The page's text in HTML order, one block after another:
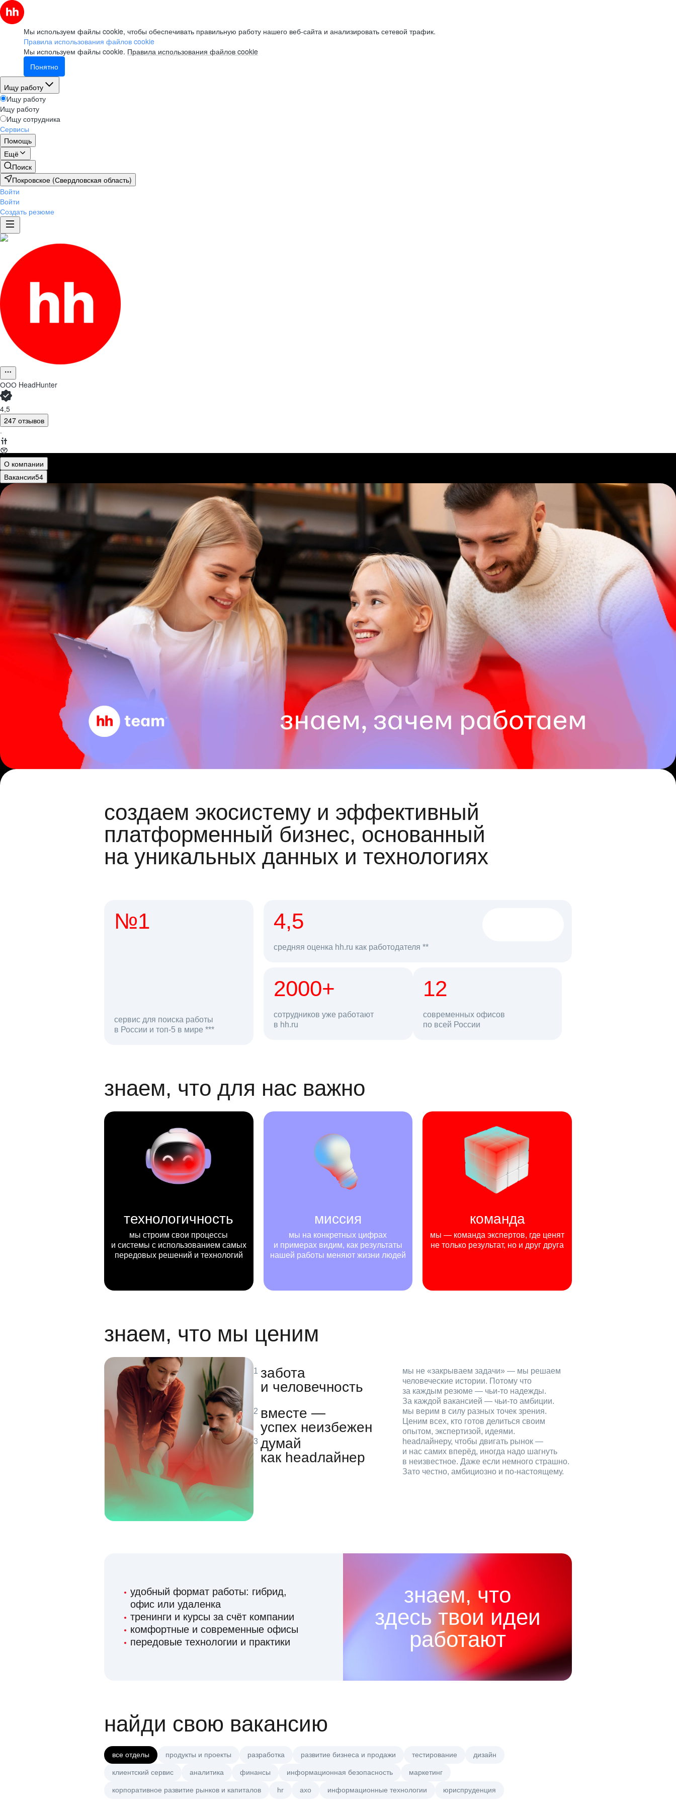
Мы используем файлы cookie, чтобы обеспечивать правильную работу нашего веб-сайта и анализировать сетевой трафик.
Правила использования файлов cookie
Мы используем файлы cookie. Правила использования файлов cookie
Понятно
Ищу работу
Ищу работу
Ищу работу
Ищу сотрудника
Сервисы
Помощь
Ещё
Поиск
Покровское (Свердловская область)
Войти
Войти
Создать резюме
ООО HeadHunter
4,5
247 отзывов
·
О компании
Вакансии54
создаем экосистему и эффективный
платформенный бизнес, основанный
на уникальных данных и технологиях
№1
сервис для поиска работы
в России и топ-5 в мире ***
откликов на вакансии
4,5
средняя оценка hh.ru как работодателя **
2000+
сотрудников уже работают
в hh.ru
68 млн 12
современных офисов
по всей Россиипользователей в день
знаем, что для нас важно
технологичность
мы строим свои процессы
и системы с использованием самых
передовых решений и технологий
миссия
мы на конкретных цифрах
и примерах видим, как результаты
нашей работы меняют жизни людей
команда
мы — команда экспертов, где ценят
не только результат, но и друг друга
знаем, что мы ценим
забота
и человечность
мы не «закрываем задачи» — мы решаем
человеческие истории. Потому что
за каждым резюме — чьи‑то надежды.
За каждой вакансией — чьи‑то амбиции.
вместе —
успех неизбежен
мы верим в силу разных точек зрения.
Ценим всех, кто готов делиться своим
опытом, экспертизой, идеями.
думай
как headлайнер
headлайнеру, чтобы двигать рынок —
и нас самих вперёд, иногда надо шагнуть
в неизвестное. Даже если немного страшно.
Зато честно, амбициозно и по‑настоящему.
удобный формат работы: гибрид,
офис или удаленка
тренинги и курсы за счёт компании
комфортные и современные офисы
передовые технологии и практики
знаем, что
здесь твои идеи
работают
найди свою вакансию
все отделы продукты и проекты разработка развитие бизнеса и продажи тестирование дизайн
клиентский сервис аналитика финансы информационная безопасность маркетинг
корпоративное развитие рынков и капиталов hr axo информационные технологии юриспруденция